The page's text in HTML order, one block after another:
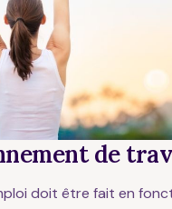
de
doit être fait en